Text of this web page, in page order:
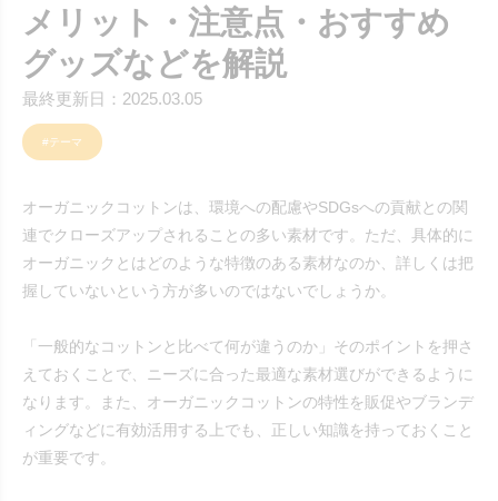
メリット・注意点・おすすめ
グッズなどを解説
最終更新日：2025.03.05
#テーマ
オーガニックコットンは、環境への配慮やSDGsへの貢献との関
連でクローズアップされることの多い素材です。ただ、具体的に
オーガニックとはどのような特徴のある素材なのか、詳しくは把
握していないという方が多いのではないでしょうか。
「一般的なコットンと比べて何が違うのか」そのポイントを押さ
えておくことで、ニーズに合った最適な素材選びができるように
なります。また、オーガニックコットンの特性を販促やブランデ
ィングなどに有効活用する上でも、正しい知識を持っておくこと
が重要です。